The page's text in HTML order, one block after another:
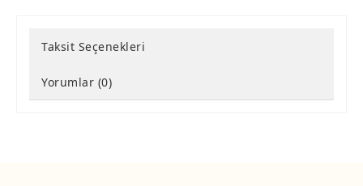
Taksit Seçenekleri
Yorumlar (0)